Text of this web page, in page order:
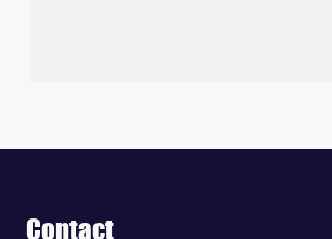
Contact